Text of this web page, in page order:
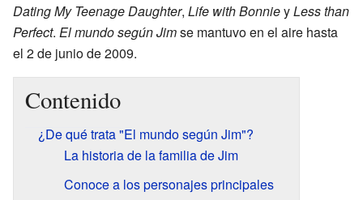
Dating My Teenage Daughter, Life with BonnieyLess than
Perfect. El mundo según Jimse mantuvo en el aire hasta
el 2 de junio de 2009.
Contenido
¿De qué trata "El mundo según Jim"?
La historia de la familia de Jim
Conoce a los personajes principales